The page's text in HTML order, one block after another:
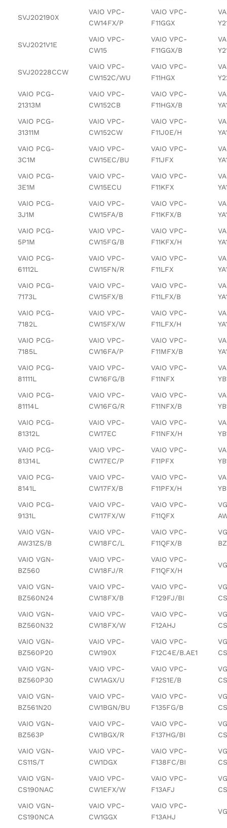
SVJ202190X
VAIO VPC-
CW14FX/P
VAIO VPC-
F11GGX
SVJ2021V1E
VAIO VPC-
CW15
VAIO VPC-
F11GGX/B
SVJ20228CCW
VAIO VPC-
CW152C/WU
VAIO VPC-
F11HGX
VAIO PCG-
21313M
VAIO VPC-
CW152CB
VAIO VPC-
F11HGX/B
VAIO PCG-
31311M
VAIO VPC-
CW152CW
VAIO VPC-
F11J0E/H
VAIO PCG-
3C1M
VAIO VPC-
CW15EC/BU
VAIO VPC-
F11JFX
VAIO PCG-
3E1M
VAIO VPC-
CW15ECU
VAIO VPC-
F11KFX
VAIO PCG-
3J1M
VAIO VPC-
CW15FA/B
VAIO VPC-
F11KFX/B
VAIO PCG-
5P1M
VAIO VPC-
CW15FG/B
VAIO VPC-
F11KFX/H
VAIO PCG-
61112L
VAIO VPC-
CW15FN/R
VAIO VPC-
F11LFX
VAIO PCG-
7173L
VAIO VPC-
CW15FX/B
VAIO VPC-
F11LFX/B
VAIO PCG-
7182L
VAIO VPC-
CW15FX/W
VAIO VPC-
F11LFX/H
VAIO PCG-
7185L
VAIO VPC-
CW16FA/P
VAIO VPC-
F11MFX/B
VAIO PCG-
81111L
VAIO VPC-
CW16FG/B
VAIO VPC-
F11NFX
VAIO PCG-
81114L
VAIO VPC-
CW16FG/R
VAIO VPC-
F11NFX/B
VAIO PCG-
81312L
VAIO VPC-
CW17EC
VAIO VPC-
F11NFX/H
VAIO PCG-
81314L
VAIO VPC-
CW17EC/P
VAIO VPC-
F11PFX
VAIO PCG-
8141L
VAIO VPC-
CW17FX/B
VAIO VPC-
F11PFX/H
VAIO PCG-
9131L
VAIO VPC-
CW17FX/W
VAIO VPC-
F11QFX
VAIO VGN-
AW31ZS/B
VAIO VPC-
CW18FC/L
VAIO VPC-
F11QFX/B
VAIO VGN-
BZ560
VAIO VPC-
CW18FJ/R
VAIO VPC-
F11QFX/H
VAIO VGN-
BZ560N24
VAIO VPC-
CW18FX/B
VAIO VPC-
F129FJ/BI
VAIO VGN-
BZ560N32
VAIO VPC-
CW18FX/W
VAIO VPC-
F12AHJ
VAIO VGN-
BZ560P20
VAIO VPC-
CW190X
VAIO VPC-
F12C4E/B.AE1
VAIO VGN-
BZ560P30
VAIO VPC-
CW1AGX/U
VAIO VPC-
F12S1E/B
VAIO VGN-
BZ561N20
VAIO VPC-
CW1BGN/BU
VAIO VPC-
F135FG/B
VAIO VGN-
BZ563P
VAIO VPC-
CW1BGX/R
VAIO VPC-
F137HG/BI
VAIO VGN-
CS11S/T
VAIO VPC-
CW1DGX
VAIO VPC-
F138FC/BI
VAIO VGN-
CS190NAC
VAIO VPC-
CW1EFX/W
VAIO VPC-
F13AFJ
VAIO VGN-
CS190NCA
VAIO VPC-
CW1GGX
VAIO VPC-
F13AHJ